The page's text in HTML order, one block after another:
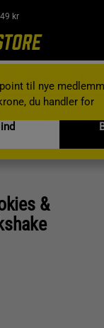
kr
til nye
du handler for
eller bliv medlem –
køb på mindst
&